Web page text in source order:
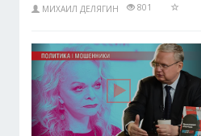
МИХАИЛ ДЕЛЯГИН 801